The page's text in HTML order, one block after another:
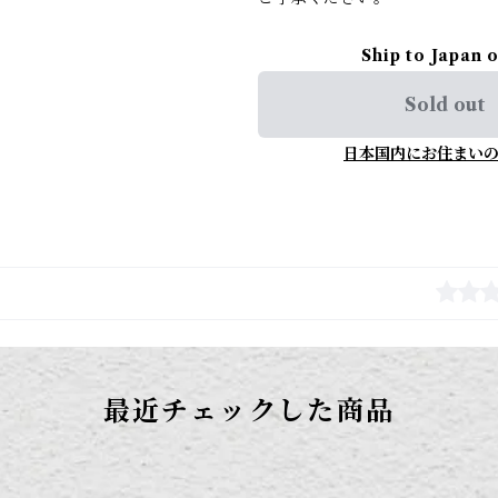
Ship to Japan
Sold out
日本国内にお住まい
最近チェックした商品